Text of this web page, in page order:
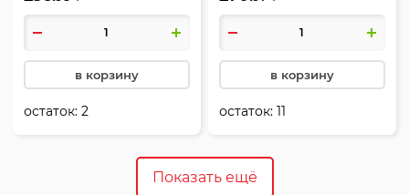
в корзину
остаток:2
в корзину
остаток:11
Показать ещё